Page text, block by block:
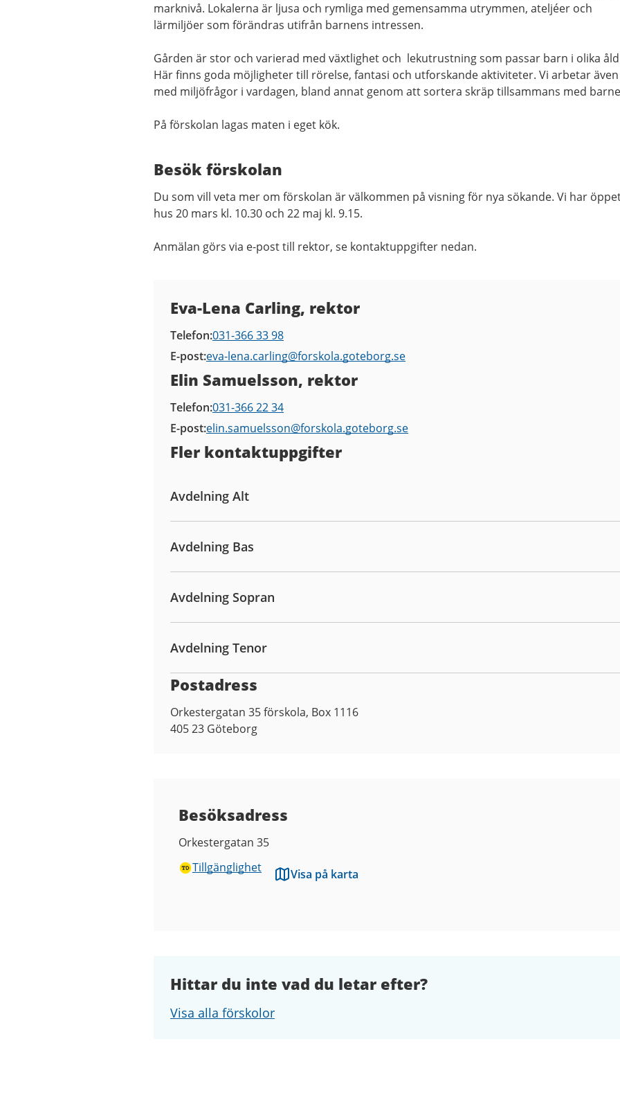
marknivå. Lokalerna är ljusa och rymliga med gemensamma utrymmen, ateljéer och
lärmiljöer som förändras utifrån barnens intressen.
Gården är stor och varierad med växtlighet och lekutrustning som passar barn i olika
Här finns goda möjligheter till rörelse, fantasi och utforskande aktiviteter. Vi arbetar även
med miljöfrågor i vardagen, bland annat genom att sortera skräp tillsammans med
På förskolan lagas maten i eget kök.
Besök förskolan
Du som vill veta mer om förskolan är välkommen på visning för nya sökande. Vi har
hus 20 mars kl. 10.30 och 22 maj kl. 9.15.
Anmälan görs via e-post till rektor, se kontaktuppgifter nedan.
Eva-Lena Carling, rektor
Telefon 031-366 33 98
E-post eva-lena.carling@forskola.goteborg.se
Elin Samuelsson, rektor
Telefon 031-366 22 34
E-post elin.samuelsson@forskola.goteborg.se
Fler kontaktuppgifter
Avdelning Alt
Avdelning Bas
Avdelning Sopran
Avdelning Tenor
Postadress
Orkestergatan 35 förskola, Box 1116
405 23 Göteborg
Besöksadress
Orkestergatan 35
Tillgänglighet
Visa på karta
Hittar du inte vad du letar efter?
Visa alla förskolor